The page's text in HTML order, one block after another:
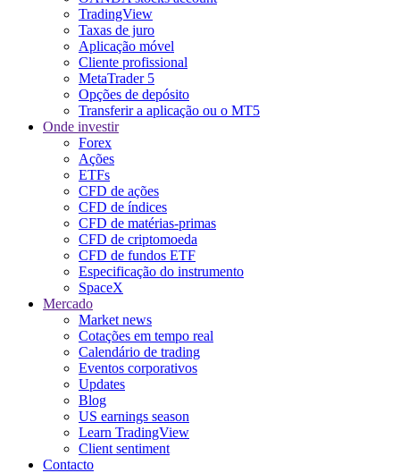
TradingView
Taxas de juro
Aplicação móvel
Cliente profissional
MetaTrader 5
Opções de depósito
Transferir a aplicação ou o MT5
Onde investir
Forex
Ações
ETFs
CFD de ações
CFD de índices
CFD de matérias-primas
CFD de criptomoeda
CFD de fundos ETF
Especificação do instrumento
SpaceX
Mercado
Market news
Cotações em tempo real
Calendário de trading
Eventos corporativos
Updates
Blog
US earnings season
Learn TradingView
Client sentiment
Contacto